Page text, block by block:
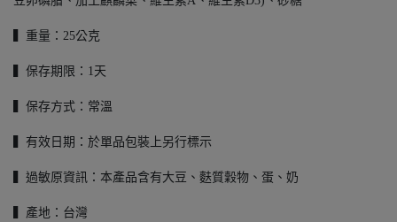
▍重量：25公克
▍保存期限：1天
▍保存方式：常溫
▍有效日期：於單品包裝上另行標示
▍過敏原資訊：本產品含有大豆、麩質穀物、蛋、奶
▍產地：台灣